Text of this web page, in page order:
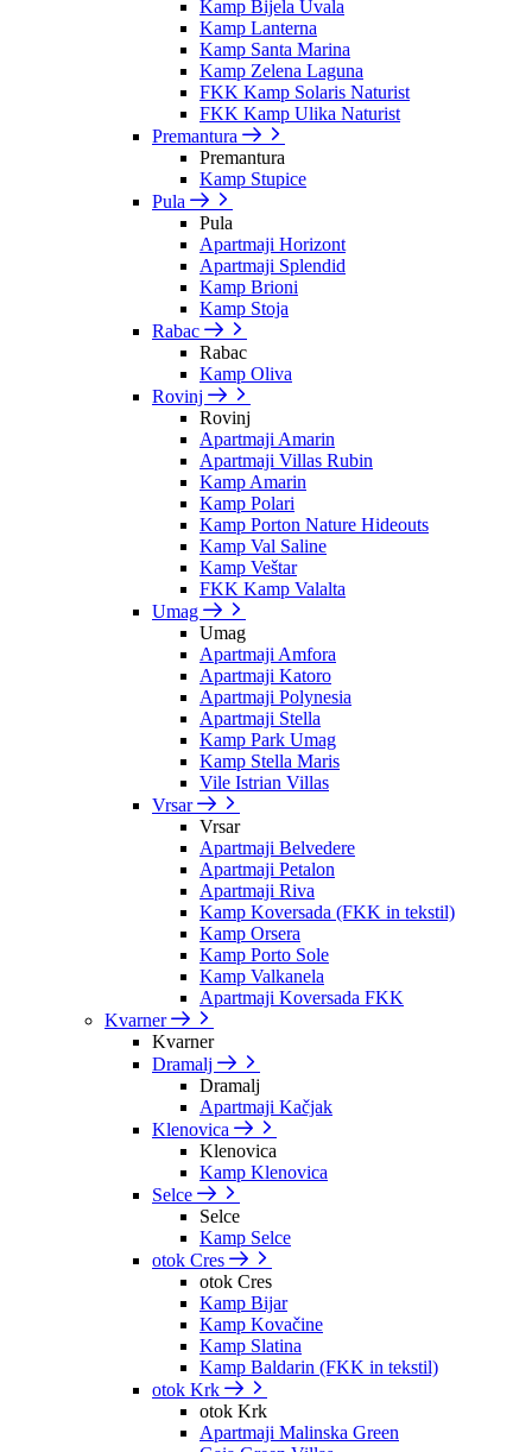
Kamp Bijela Uvala
Kamp Lanterna
Kamp Santa Marina
Kamp Zelena Laguna
FKK Kamp Solaris Naturist
FKK Kamp Ulika Naturist
Premantura
Premantura
Kamp Stupice
Pula
Pula
Apartmaji Horizont
Apartmaji Splendid
Kamp Brioni
Kamp Stoja
Rabac
Rabac
Kamp Oliva
Rovinj
Rovinj
Apartmaji Amarin
Apartmaji Villas Rubin
Kamp Amarin
Kamp Polari
Kamp Porton Nature Hideouts
Kamp Val Saline
Kamp Veštar
FKK Kamp Valalta
Umag
Umag
Apartmaji Amfora
Apartmaji Katoro
Apartmaji Polynesia
Apartmaji Stella
Kamp Park Umag
Kamp Stella Maris
Vile Istrian Villas
Vrsar
Vrsar
Apartmaji Belvedere
Apartmaji Petalon
Apartmaji Riva
Kamp Koversada (FKK in tekstil)
Kamp Orsera
Kamp Porto Sole
Kamp Valkanela
Apartmaji Koversada FKK
Kvarner
Kvarner
Dramalj
Dramalj
Apartmaji Kačjak
Klenovica
Klenovica
Kamp Klenovica
Selce
Selce
Kamp Selce
otok Cres
otok Cres
Kamp Bijar
Kamp Kovačine
Kamp Slatina
Kamp Baldarin (FKK in tekstil)
otok Krk
otok Krk
Apartmaji Malinska Green